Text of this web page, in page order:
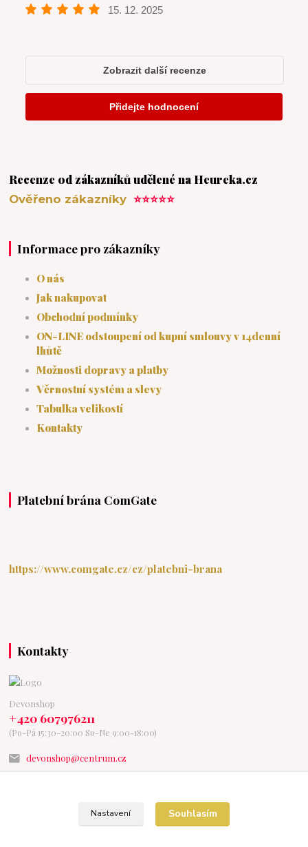
Recenze od zákazníků udělené na Heureka.cz
Ověřeno zákazníky⭐⭐⭐⭐⭐
Informace pro zákazníky
O nás
Jak nakupovat
Obchodní podmínky
ON-LINE odstoupení od kupní smlouvy v 14denní
lhůtě
Možnosti dopravy a platby
Věrnostní systém a slevy
Tabulka velikostí
Kontakty
Platební brána ComGate
https://www.comgate.cz/cz/platebni-brana
Kontakty
Devonshop
+420 607976211
(Po-Pá 15:30-20:00 So-Ne 9:00-18:00)
devonshop@centrum.cz
Nastavení Souhlasím